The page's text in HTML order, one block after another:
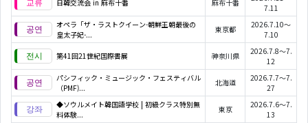
日韓交流会 in 麻布十番 麻布十番
7.11
オペラ「ザ・ラストクイーン-朝鮮王朝最後の
皇太子妃-...
東京都
2026.7.10～
7.10
第41回21世紀国際書展 神奈川県
2026.7.8～7.
12
パシフィック・ミュージック・フェスティバル
（PMF)...
北海道
2026.7.7～7.
27
◆ソウルメイト韓国語学校 | 初級クラス特別無
料体験...
東京
2026.7.6～7.
13